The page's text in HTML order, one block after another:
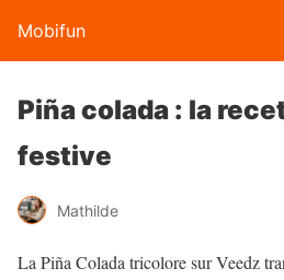
Mobifun
Piña colada : la
festive
Mathilde
La Piña Colada tricolore sur Veedz